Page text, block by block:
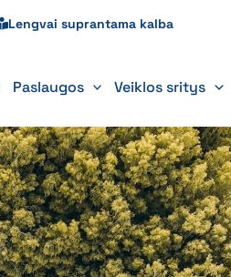
Lengvai suprantama kalba
Paslaugos Veiklos sritys